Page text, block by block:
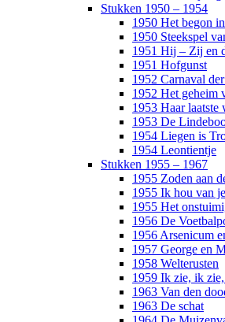
Stukken 1950 – 1954
1950 Het begon
1950 Steekspel
1951 Hij – Zij en
1951 Hofgunst
1952 Carnaval
1952 Het geheim
1953 Haar laatste
1953 De
1954 Liegen is
1954 Leontientje
Stukken 1955 – 1967
1955 Zoden aan
1955 Ik hou van
1955 Het
1956 De
1956 Arsenicum
1957 George en
1958 Welterusten
1959 Ik zie, ik
1963 Van den
1963 De schat